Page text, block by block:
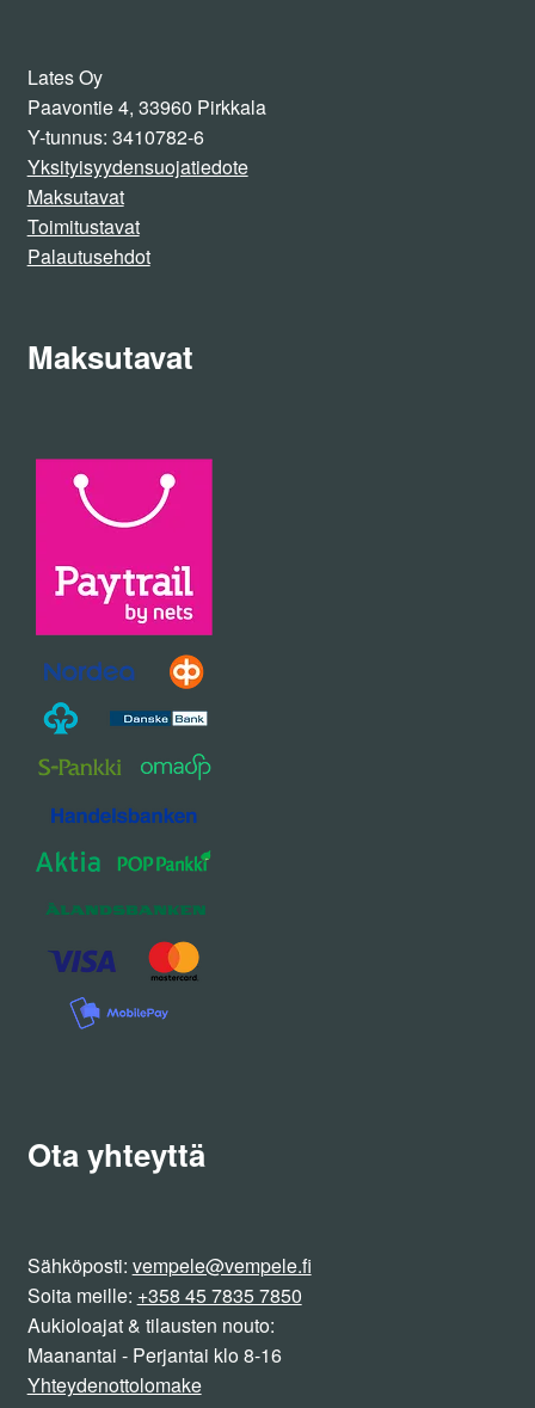
Lates Oy
Paavontie 4, 33960 Pirkkala
Y-tunnus: 3410782-6
Yksityisyydensuojatiedote
Maksutavat
Toimitustavat
Palautusehdot
Maksutavat
Ota yhteyttä
Sähköposti: vempele@vempele.fi
Soita meille: +358 45 7835 7850
Aukioloajat & tilausten nouto:
Maanantai - Perjantai klo 8-16
Yhteydenottolomake